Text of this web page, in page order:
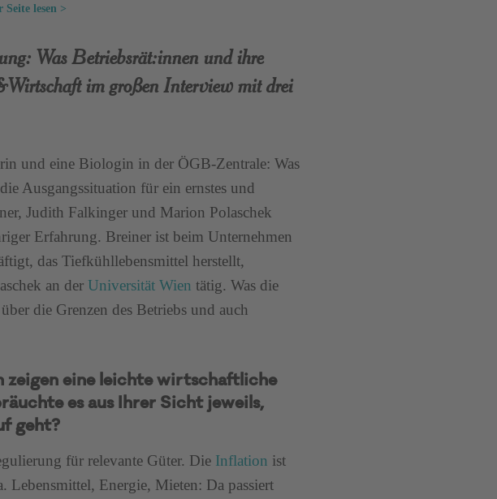
Seite lesen >
Was Betriebsrät:innen und ihre
im großen Interview mit drei
und eine Biologin in der ÖGB-Zentrale: Was
Ausgangssituation für ein ernstes und
Judith Falkinger und Marion Polaschek
Erfahrung. Breiner ist beim Unternehmen
das Tiefkühllebensmittel herstellt,
an der Universität Wien tätig. Was die
die Grenzen des Betriebs und auch
eine leichte wirtschaftliche
es aus Ihrer Sicht jeweils,
geht?
für relevante Güter. Die Inflation ist
Lebensmittel, Energie, Mieten: Da passiert